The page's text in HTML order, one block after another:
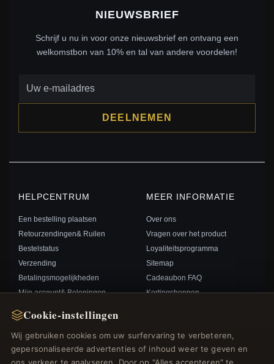
Cookie-instellingen
Wij gebruiken cookies om uw surfervaring te verbeteren,
gepersonaliseerde advertenties of inhoud weer te geven en
NIEUWSBRIEF
Schrijf u nu in voor onze nieuwsbrief en ontvang een
welkomstbon van 10% en tal van andere voordelen!
DEELNEMEN
HELPCENTRUM
Een bestelling plaatsen
Retourzendingen& Ruilen
Bestelstatus
Verzending
Betalingsmogelijkheden
Mijn account& Beloningen
MEER INFORMATIE
Over ons
Vragen over het product
Loyaliteitsprogramma
Sitemap
Cadeaubon FAQ
Kortingsbonnen
SNELLE LINKS VOLG ONS